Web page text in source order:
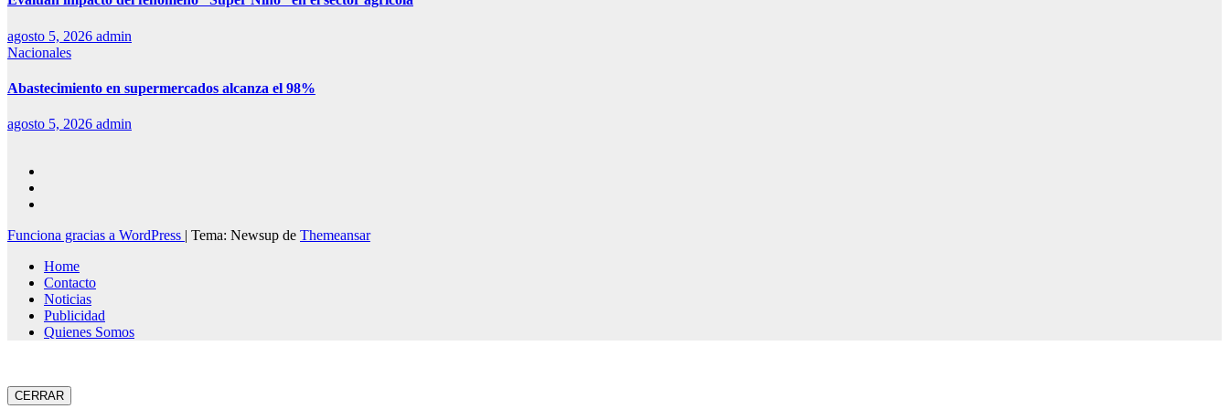
agosto 5, 2026 admin
Nacionales
Abastecimiento en supermercados alcanza el 98%
agosto 5, 2026 admin
Funciona gracias a WordPress | Tema: Newsup de Themeansar
Home
Contacto
Noticias
Publicidad
Quienes Somos
CERRAR